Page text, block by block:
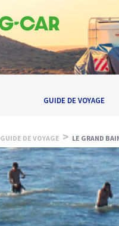
GUIDE DE VOYAGE
GUIDE DE VOYAGE > LE GRAND